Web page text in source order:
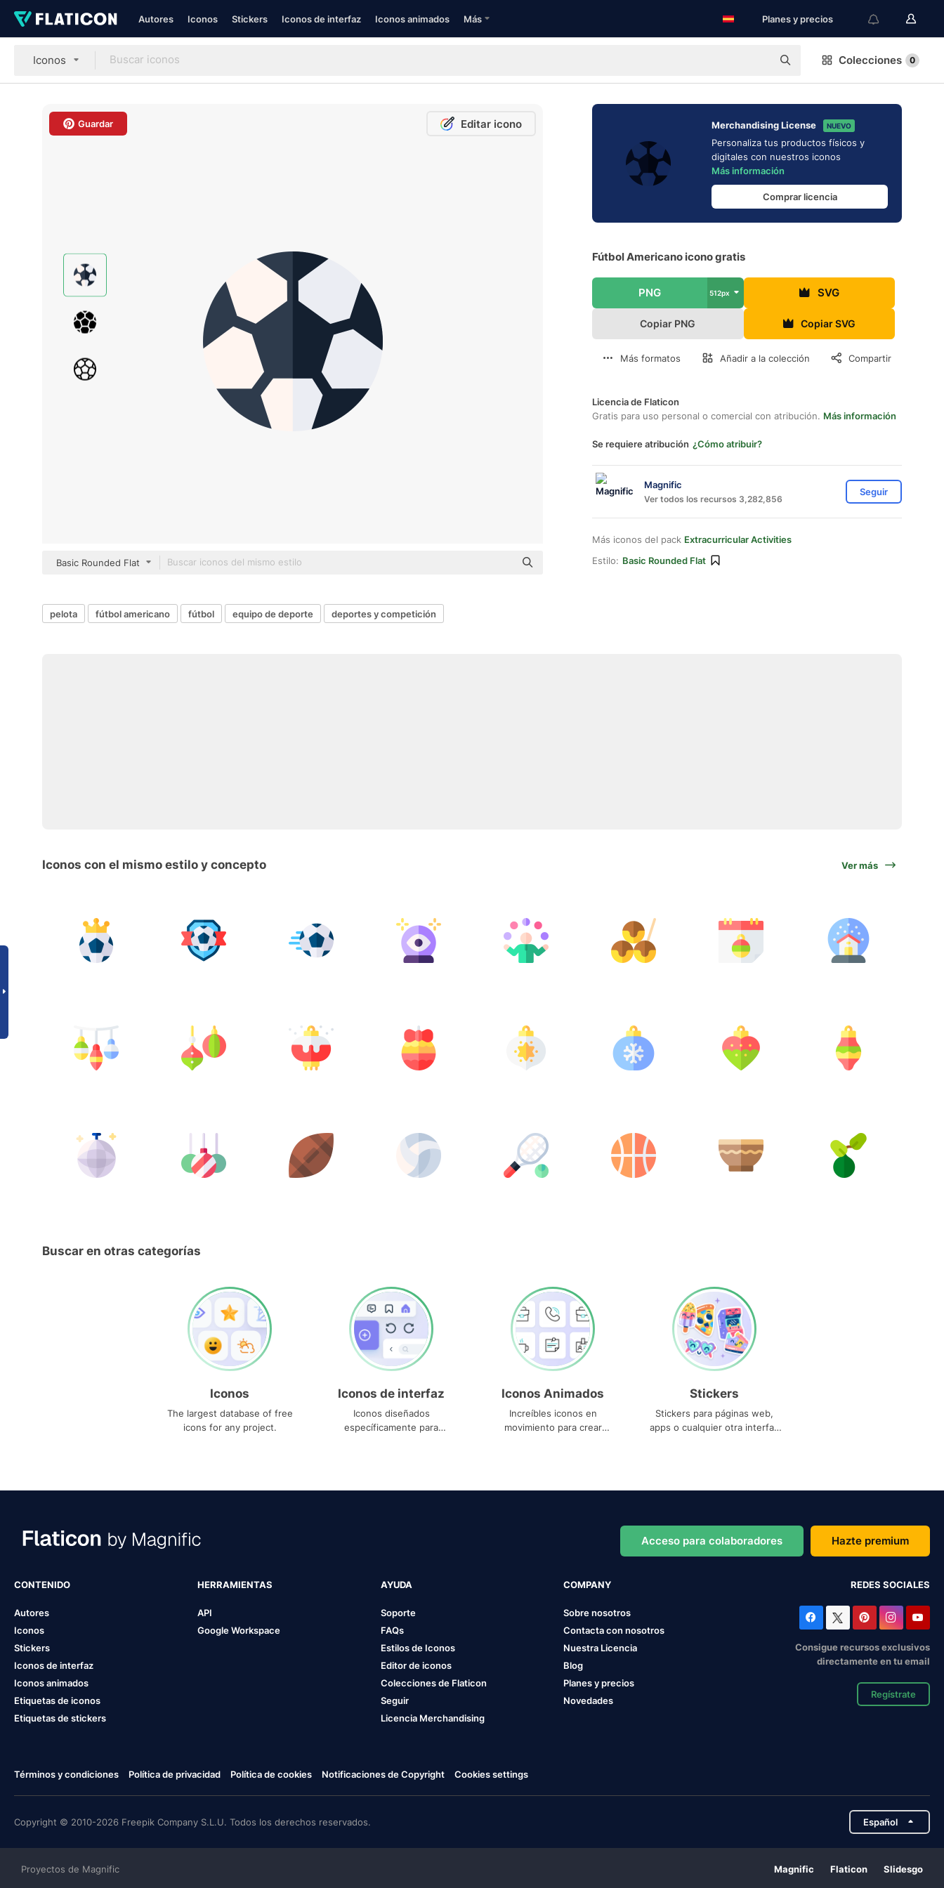
Autores Iconos Stickers Iconos de interfaz Iconos animados Más Planes y precios
Iconos Colecciones 0
Guardar Editar icono
Basic Rounded Flat
Merchandising License NUEVO
Personaliza tus productos físicos y
digitales con nuestros iconos
Más información
Comprar licencia
Fútbol Americano icono gratis
PNG 512px SVG
Copiar PNG Copiar SVG
Más formatos Añadir a la colección Compartir
Licencia de Flaticon
Gratis para uso personal o comercial con atribución. Más información
Se requiere atribución ¿Cómo atribuir?
Magnific
Ver todos los recursos 3,282,856
Seguir
Más iconos del pack Extracurricular Activities
Estilo: Basic Rounded Flat
pelota fútbol americano fútbol equipo de deporte deportes y competición
Iconos con el mismo estilo y concepto Ver más
Buscar en otras categorías
Iconos
The largest database of free
icons for any project.
Iconos de interfaz
Iconos diseñados
específicamente para
Iconos Animados
Increíbles iconos en
movimiento para crear
Stickers
Stickers para páginas web,
apps o cualquier otra interfaz
Acceso para colaboradores Hazte premium
CONTENIDO
Autores
Iconos
Stickers
Iconos de interfaz
Iconos animados
Etiquetas de iconos
Etiquetas de stickers
HERRAMIENTAS
API
Google Workspace
AYUDA
Soporte
FAQs
Estilos de Iconos
Editor de iconos
Colecciones de Flaticon
Seguir
Licencia Merchandising
COMPANY
Sobre nosotros
Contacta con nosotros
Nuestra Licencia
Blog
Planes y precios
Novedades
REDES SOCIALES
Consigue recursos exclusivos
directamente en tu email
Regístrate
Términos y condiciones Política de privacidad Política de cookies Notificaciones de Copyright Cookies settings
Copyright © 2010-2026 Freepik Company S.L.U. Todos los derechos reservados. Español
Proyectos de Magnific Magnific Flaticon Slidesgo